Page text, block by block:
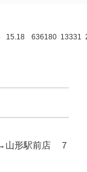
15.18 636180 13331
山形駅前店 ７